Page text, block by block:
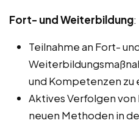
Fort- und Weiterbildung:
Teilnahme an Fort-
und Kompetenzen zu
Aktives Verfolgen
neuen Methoden in